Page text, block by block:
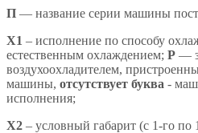
П — название серии машины
X1 – исполнение по способу
естественным охлаждением; Р —
воздухоохладителем,
машины, отсутствует буква -
исполнения;
X2 – условный габарит (с 1-го по